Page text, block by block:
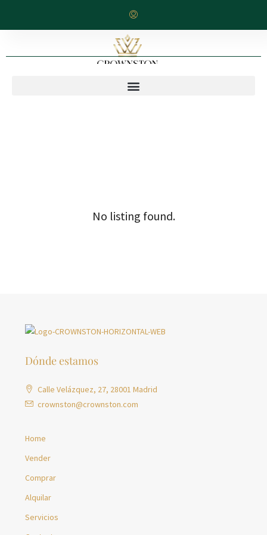
No listing found.
Dónde estamos
Calle Velázquez, 27, 28001 Madrid
crownston@crownston.com
Home
Vender
Comprar
Alquilar
Servicios